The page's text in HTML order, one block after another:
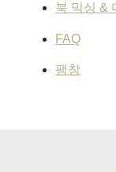
북 믹싱 &
FAQ
팽창